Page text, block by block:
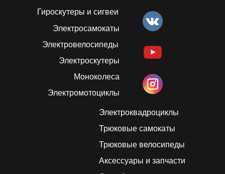
Гироскутеры и сигвеи
Электросамокаты
Электровелосипеды
Электроскутеры
Моноколеса
Электромотоциклы
Электроквадроциклы
Трюковые самокаты
Трюковые велосипеды
Аксессуары и запчасти